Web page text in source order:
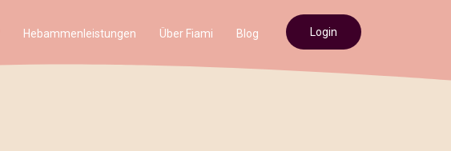
Hebammenleistungen Über Fiami Blog Login